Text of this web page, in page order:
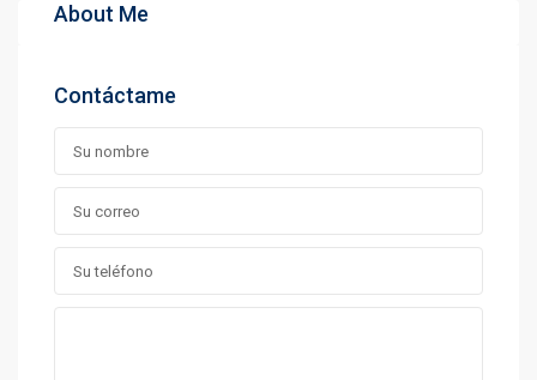
About Me
Contáctame